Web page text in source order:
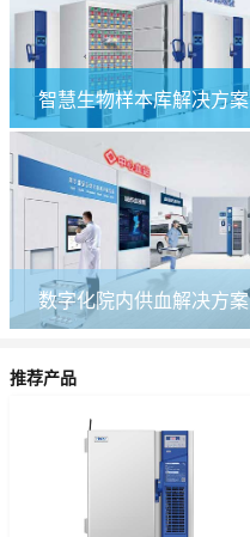
智慧生物样本库解决方案
数字化院内供血解决方案
推荐产品